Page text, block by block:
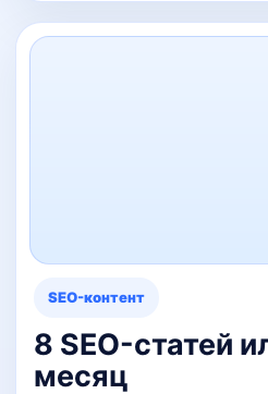
SEO-контент
8 SEO-статей
месяц